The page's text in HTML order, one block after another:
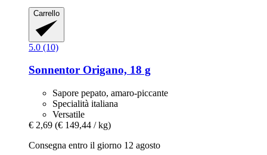
Carrello
5.0 (10)
Sonnentor Origano, 18 g
Sapore pepato, amaro-piccante
Specialità italiana
Versatile
€ 2,69 (€ 149,44 / kg)
Consegna entro il giorno 12 agosto